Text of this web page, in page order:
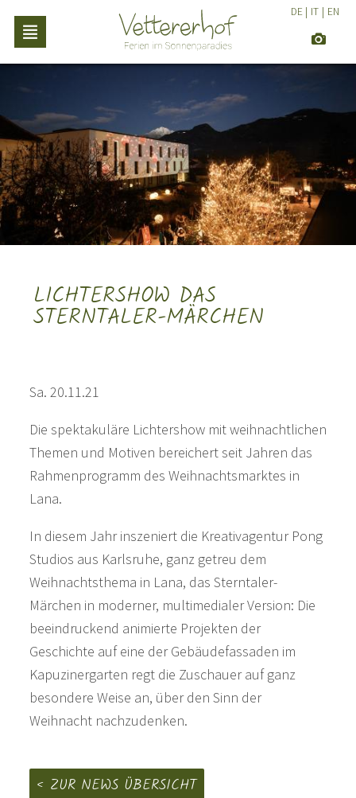
DE | IT | EN
LICHTERSHOW DAS
STERNTALER-MÄRCHEN
Sa. 20.11.21
Die spektakuläre Lichtershow mit weihnachtlichen
Themen und Motiven bereichert seit Jahren das
Rahmenprogramm des Weihnachtsmarktes in
Lana.
In diesem Jahr inszeniert die Kreativagentur Pong
Studios aus Karlsruhe, ganz getreu dem
Weihnachtsthema in Lana, das Sterntaler-
Märchen in moderner, multimedialer Version: Die
beeindruckend animierte Projekten der
Geschichte auf eine der Gebäudefassaden im
Kapuzinergarten regt die Zuschauer auf ganz
besondere Weise an, über den Sinn der
Weihnacht nachzudenken.
ZUR NEWS ÜBERSICHT